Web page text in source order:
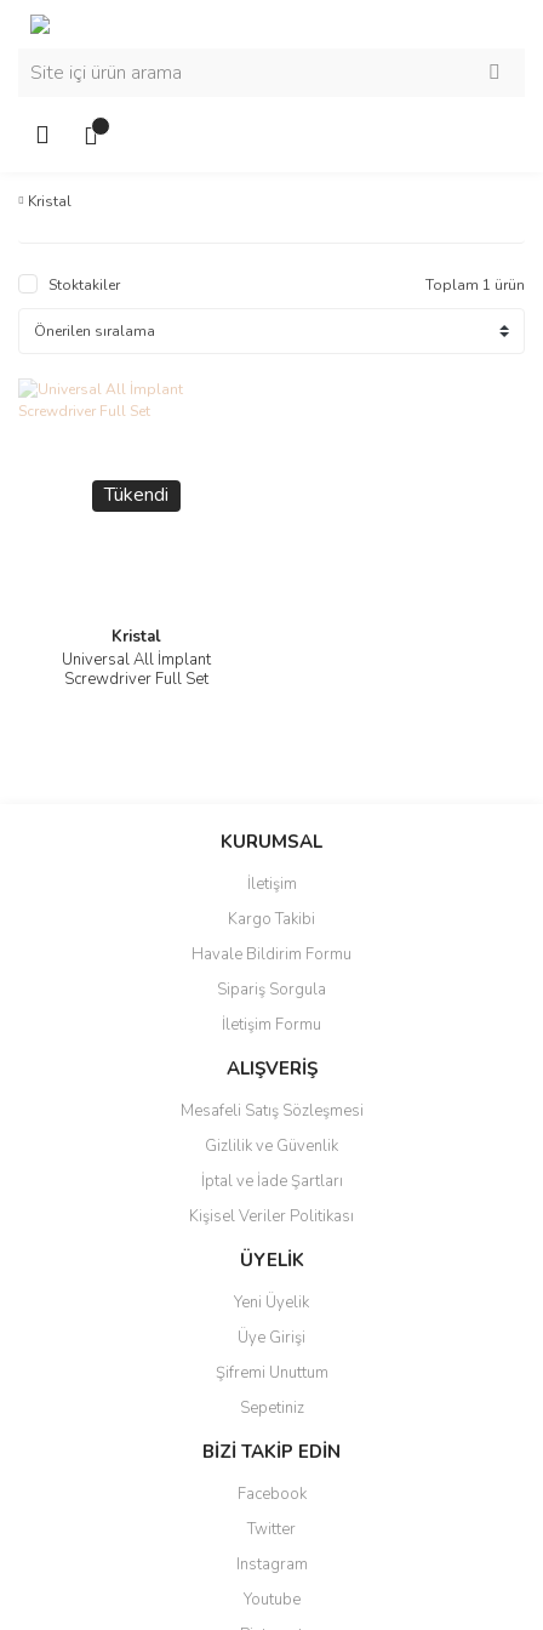
Kristal
Stoktakiler Toplam 1 ürün
Tükendi
Kristal
Universal All İmplant
Screwdriver Full Set
KURUMSAL
İletişim
Kargo Takibi
Havale Bildirim Formu
Sipariş Sorgula
İletişim Formu
ALIŞVERİŞ
Mesafeli Satış Sözleşmesi
Gizlilik ve Güvenlik
İptal ve İade Şartları
Kişisel Veriler Politikası
ÜYELİK
Yeni Üyelik
Üye Girişi
Şifremi Unuttum
Sepetiniz
BİZİ TAKİP EDİN
Facebook
Twitter
Instagram
Youtube